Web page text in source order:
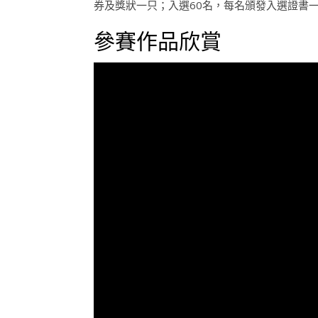
券及獎狀一只；入選60名，每名頒發入選證書
參賽作品欣賞